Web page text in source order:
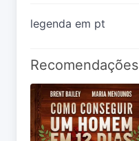
legenda em pt
Recomendações